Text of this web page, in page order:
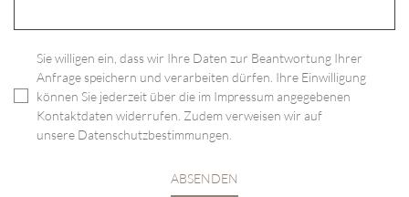
Sie willigen ein, dass wir Ihre Daten zur Beantwortung Ihrer
Anfrage speichern und verarbeiten dürfen. Ihre Einwilligung
können Sie jederzeit über die im Impressumangegebenen
Kontaktdaten widerrufen. Zudem verweisen wir auf
unsere Datenschutzbestimmungen
ABSENDEN